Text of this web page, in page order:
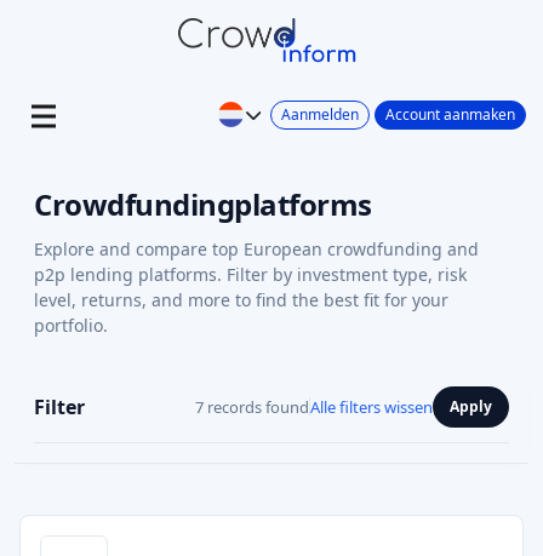
Aanmelden Account aanmaken
Crowdfundingplatforms
Explore and compare top European crowdfunding and
p2p lending platforms. Filter by investment type, risk
level, returns, and more to find the best fit for your
portfolio.
Filter 7 records foundAlle filters wissen Apply